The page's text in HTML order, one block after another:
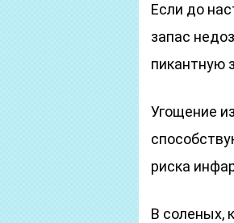
Если до
запас
пикантную
Угощение
риска
В соленых,